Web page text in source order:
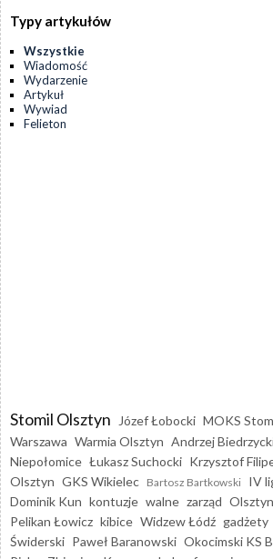
Typy artykułów
Wszystkie
Wiadomość
Wydarzenie
Artykuł
Wywiad
Felieton
Stomil Olsztyn Józef Łobocki MOKS
Warszawa Warmia Olsztyn Andrzej
Niepołomice Łukasz Suchocki Krzysztof
Olsztyn GKS Wikielec Bartosz Bartkowski IV
Dominik Kun kontuzje walne zarząd Olsztyn
Pelikan Łowicz kibice Widzew Łódź gadżety
Świderski Paweł Baranowski Okocimski KS